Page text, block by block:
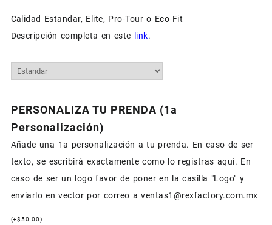
Calidad Estandar, Elite, Pro-Tour o Eco-Fit
Descripción completa en este
link.
PERSONALIZA TU PRENDA (1a
Personalización)
Añade una 1a personalización a tu prenda. En caso de ser
texto, se escribirá exactamente como lo registras aquí. En
caso de ser un logo favor de poner en la casilla "Logo" y
enviarlo en vector por correo a ventas1@rexfactory.com.mx
(+$50.00)